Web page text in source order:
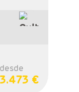
desde
3.473 €